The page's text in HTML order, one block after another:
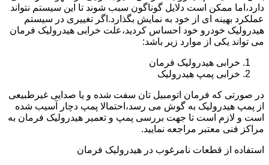
دارد،اما ممکن است دلایل گوناگون سبب شوند تا این سیستم نتواند
عملکرد بهینه ای از خود به نمایش بگذارد.اگر تغییری در سیستم
هیدرولیک خودرو خود احساس کردید،علت خرابی هیدرولیک فرمان
می تواند یکی از موارد زیر باشد:
خرابی هیدرولیک فرمان
خرابی پمپ هیدرولیک
در صورتی که فرمان اتومبیل تان سفت شده و یا صدایی غیرطبیعی
از پمپ هیدرولیک به گوش می رسد،احتمالا پمپ دچار آسیب شده
است و لازم است تا جهت بررسی پمپ و تعمیر هیدرولیک فرمان به
مراکز فنی معتبر مراجعه نمایید.
استفاده از قطعات نامرغوب در هیدرولیک فرمان